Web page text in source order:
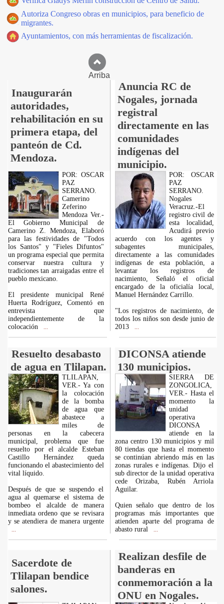
Autoriza Congreso obras en municipios, para beneficio de
migrantes.
Ayuntamientos, con más herramientas de fiscalización.
Arriba
Inaugurarán
autoridades,
rehabilitación en su
primera etapa, del
panteón de Cd.
Mendoza.
Anuncia RC de
Nogales, jornada
registral
directamente en las
comunidades
indígenas del
municipio.
POR: OSCAR
PAZ
SERRANO.
Camerino
Zeferino
Mendoza Ver.-
El Gobierno Municipal de
Camerino Z. Mendoza, Elaboró
para las festividades de "Todos
los Santos" y "Fieles Difuntos"
un programa especial que permita
conservar nuestra cultura y
tradiciones tan arraigadas entre el
pueblo mexicano.
El presidente municipal René
Huerta Rodríguez, Comentó en
entrevista que
independientemente de la
colocación
POR: OSCAR
PAZ
SERRANO.
Nogales
Veracruz.-El
registro civil de
esta localidad,
Acudirá previo
acuerdo con los agentes y
subagentes municipales,
directamente a las comunidades
indígenas de esta población, a
levantar los registros de
nacimiento, Señaló el oficial
encargado de la oficialía local,
Manuel Hernández Carrillo.
"Los registros de nacimiento, de
todos los niños son desde junio de
2013
Resuelto desabasto
de agua en Tlilapan.
DICONSA atiende
130 municipios.
TLILAPAN,
VER.- Ya con
la colocación
de la bomba
de agua que
abastece a
miles de
personas en la cabecera
municipal, problema que fue
resuelto por el alcalde Esteban
Castillo Hernández queda
funcionando el abastecimiento del
vital líquido.
Después de que se suspendo el
agua al quemarse el sistema de
bombeo el alcalde de manera
inmediata ordeno que se revisara
y se atendiera de manera urgente
SIERRA DE
ZONGOLICA,
VER.- Hasta el
momento la
unidad
operativa
DICONSA
atiende en la
zona centro 130 municipios y mil
80 tiendas que hasta el momento
se continúan abriendo más en las
zonas rurales e indígenas. Dijo el
sub director de la unidad operativa
cede Orizaba, Rubén Arriola
Aguilar.
Quien señalo que dentro de los
programas más importantes que
atienden aparte del programa de
abasto rural
Sacerdote de
Tlilapan bendice
salones.
Realizan desfile de
banderas en
conmemoración a la
ONU en Nogales.